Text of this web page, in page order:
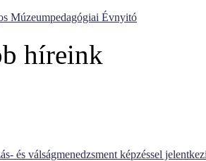
Múzeumpedagógiai Évnyitó
híreink
és válságmenedzsment képzéssel